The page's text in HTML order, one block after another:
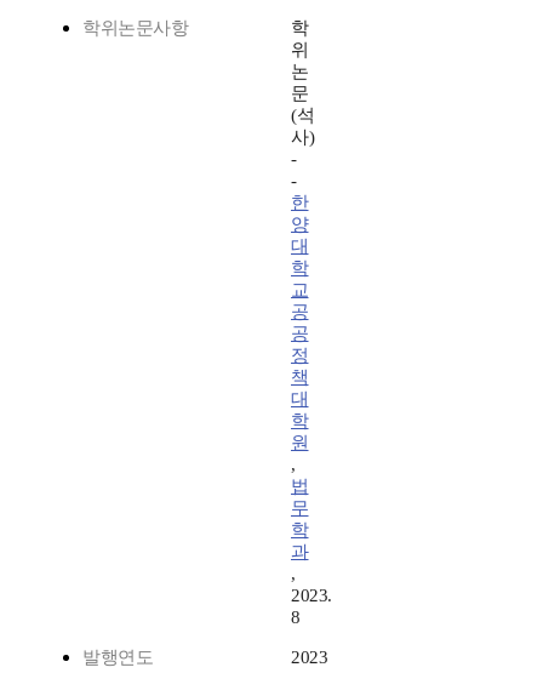
학위논문사항
학
위
논
문
(석
사)
-
-
한
양
대
학
교
공
공
정
책
대
학
원
,
법
무
학
과
,
2023.
8
발행연도 2023